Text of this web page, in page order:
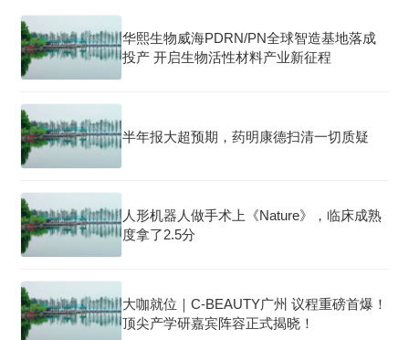
华熙生物威海PDRN/PN全球智造基地落成
投产 开启生物活性材料产业新征程
半年报大超预期，药明康德扫清一切质疑
人形机器人做手术上《Nature》，临床成熟
度拿了2.5分
大咖就位｜C-BEAUTY广州 议程重磅首爆！
顶尖产学研嘉宾阵容正式揭晓！